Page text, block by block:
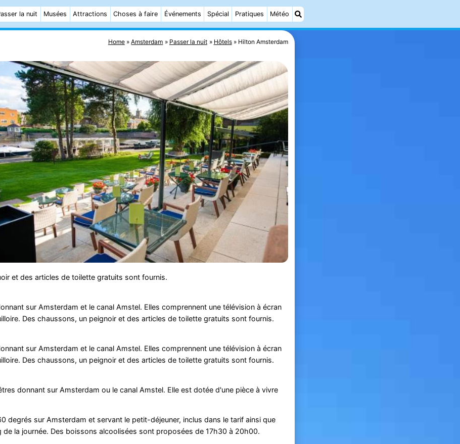
la nuit Musées Attractions Choses à faire Événements Spécial Pratiques Météo
Home Amsterdam Passer la nuit Hôtels Hilton Amsterdam
et des articles de toilette gratuits sont fournis.
sur Amsterdam et le canal Amstel. Elles comprennent une télévision à écran
Des chaussons, un peignoir et des articles de toilette gratuits sont fournis.
sur Amsterdam et le canal Amstel. Elles comprennent une télévision à écran
Des chaussons, un peignoir et des articles de toilette gratuits sont fournis.
donnant sur Amsterdam ou le canal Amstel. Elle est dotée d'une pièce à vivre
degrés sur Amsterdam et servant le petit-déjeuner, inclus dans le tarif ainsi que
la journée. Des boissons alcoolisées sont proposées de 17h30 à 20h00.